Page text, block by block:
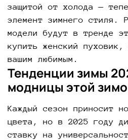
защитой от холода —
элемент зимнего стиля.
модели будут в тренде
купить женский пуховик,
вашим любимым.
Тенденции зимы
модницы этой
Каждый сезон приносит
цвета, но в 2025 году
ставку на